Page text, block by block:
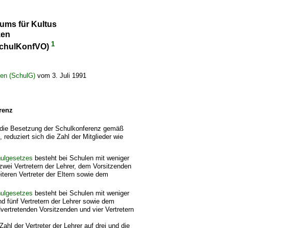
für Kultus
1
(SchulG) vom 3. Juli 1991
Besetzung der Schulkonferenz gemäß
reduziert sich die Zahl der Mitglieder wie
besteht bei Schulen mit weniger
Vertretern der Lehrer, dem Vorsitzenden
Vertreter der Eltern sowie dem
besteht bei Schulen mit weniger
fünf Vertretern der Lehrer sowie dem
Vorsitzenden und vier Vertretern
der Vertreter der Lehrer auf drei und die